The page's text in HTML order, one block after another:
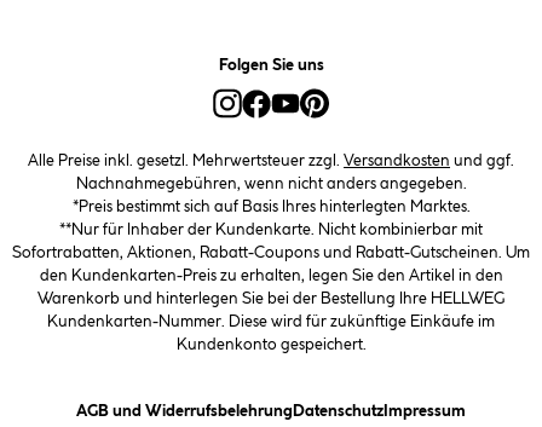
Folgen Sie uns
Alle Preise inkl. gesetzl. Mehrwertsteuer zzgl. Versandkosten und ggf.
Nachnahmegebühren, wenn nicht anders angegeben.
*Preis bestimmt sich auf Basis Ihres hinterlegten Marktes.
**Nur für Inhaber der Kundenkarte. Nicht kombinierbar mit
Sofortrabatten, Aktionen, Rabatt-Coupons und Rabatt-Gutscheinen. Um
den Kundenkarten-Preis zu erhalten, legen Sie den Artikel in den
Warenkorb und hinterlegen Sie bei der Bestellung Ihre HELLWEG
Kundenkarten-Nummer. Diese wird für zukünftige Einkäufe im
Kundenkonto gespeichert.
AGB und Widerrufsbelehrung (öffnet ein Dialogfeld)
Datenschutz(öffnet ein Dialogfeld)
Impressum